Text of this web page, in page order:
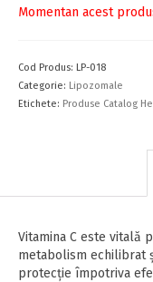
Momentan acest
Cod Produs: LP-018
Categorie: Lipozomale
Etichete: Produse Catalog
Vitamina C este vitală
metabolism echilibrat
protecție împotriva